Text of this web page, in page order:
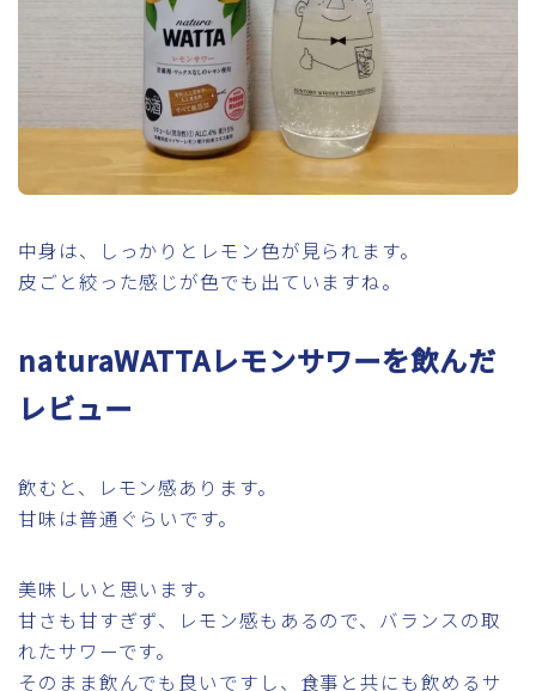
中身は、しっかりとレモン色が見られます。
皮ごと絞った感じが色でも出ていますね。
naturaWATTAレモンサワーを飲んだ
レビュー
飲むと、レモン感あります。
甘味は普通ぐらいです。
美味しいと思います。
甘さも甘すぎず、レモン感もあるので、バランスの取
れたサワーです。
そのまま飲んでも良いですし、食事と共にも飲めるサ